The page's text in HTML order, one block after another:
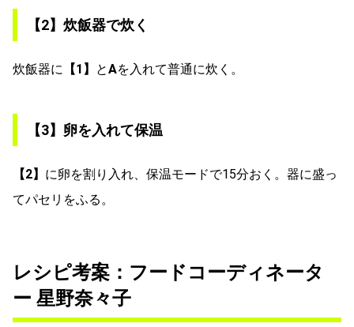
【2】炊飯器で炊く
炊飯器に 【1】 とAを入れて普通に炊く。
【3】卵を入れて保温
【2】 に卵を割り入れ、保温モードで15分おく。器に盛っ
てパセリをふる。
レシピ考案：フードコーディネータ
ー 星野奈々子